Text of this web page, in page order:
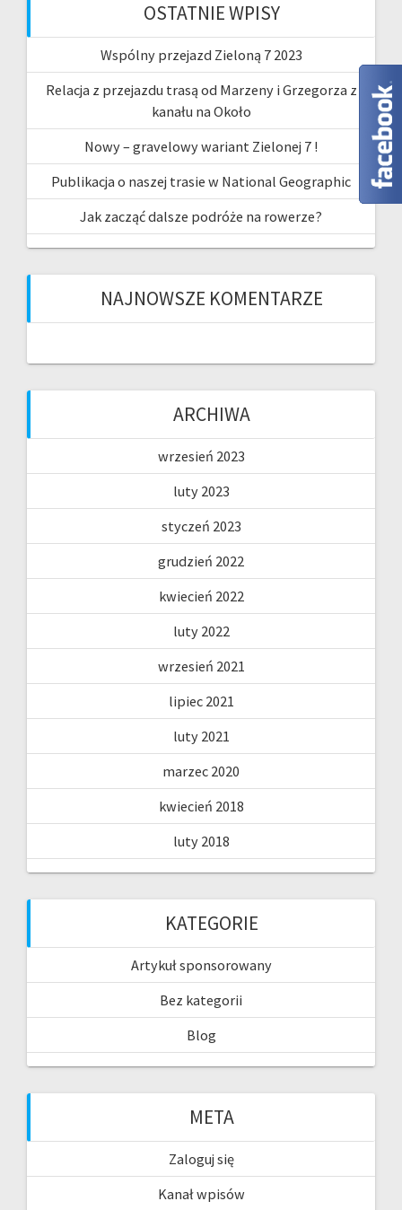
OSTATNIE WPISY
Wspólny przejazd Zieloną 7 2023
Relacja z przejazdu trasą od Marzeny i Grzegorza z
kanału na Około
Nowy – gravelowy wariant Zielonej 7 !
Publikacja o naszej trasie w National Geographic
Jak zacząć dalsze podróże na rowerze?
NAJNOWSZE KOMENTARZE
ARCHIWA
wrzesień 2023
luty 2023
styczeń 2023
grudzień 2022
kwiecień 2022
luty 2022
wrzesień 2021
lipiec 2021
luty 2021
marzec 2020
kwiecień 2018
luty 2018
KATEGORIE
Artykuł sponsorowany
Bez kategorii
Blog
META
Zaloguj się
Kanał wpisów